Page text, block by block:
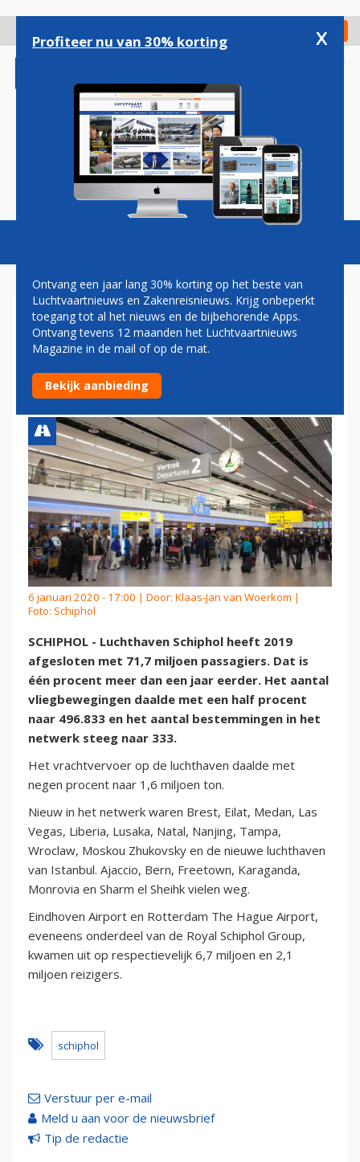
gaan
Check in
Magazine Podcasts Vacatures
NAUWELIJKS
PASSAGIERSGROEI VOOR
SCHIPHOL IN 2019
6 januari 2020 - 17:00 | Door: Klaas-Jan van Woerkom |
Foto: Schiphol
SCHIPHOL - Luchthaven Schiphol heeft 2019
afgesloten met 71,7 miljoen passagiers. Dat is
één procent meer dan een jaar eerder. Het aantal
vliegbewegingen daalde met een half procent
naar 496.833 en het aantal bestemmingen in het
netwerk steeg naar 333.
Het vrachtvervoer op de luchthaven daalde met
negen procent naar 1,6 miljoen ton.
Nieuw in het netwerk waren Brest, Eilat, Medan, Las
Vegas, Liberia, Lusaka, Natal, Nanjing, Tampa,
Wroclaw, Moskou Zhukovsky en de nieuwe luchthaven
van Istanbul. Ajaccio, Bern, Freetown, Karaganda,
Monrovia en Sharm el Sheihk vielen weg.
Eindhoven Airport en Rotterdam The Hague Airport,
eveneens onderdeel van de Royal Schiphol Group,
kwamen uit op respectievelijk 6,7 miljoen en 2,1
miljoen reizigers.
schiphol
Verstuur per e-mail
Meld u aan voor de nieuwsbrief
Tip de redactie
Profiteer nu van 30% korting x
Ontvang een jaar lang 30% korting op het beste van
Luchtvaartnieuws en Zakenreisnieuws. Krijg onbeperkt
toegang tot al het nieuws en de bijbehorende Apps.
Ontvang tevens 12 maanden het Luchtvaartnieuws
Magazine in de mail of op de mat.
Bekijk aanbieding